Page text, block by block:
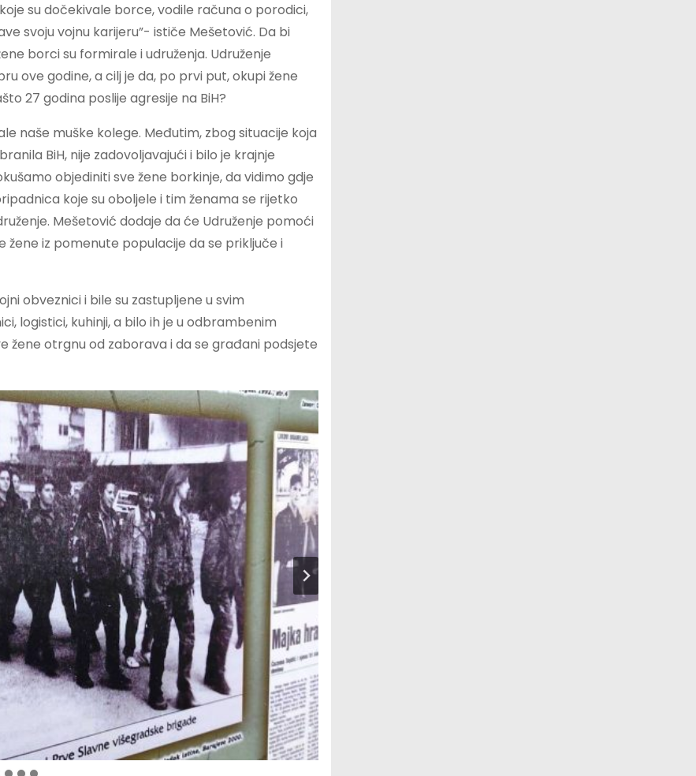
su dočekivale borce, vodile računa o porodici,
svoju vojnu karijeru”- ističe Mešetović. Da bi
borci su formirale i udruženja. Udruženje
ove godine, a cilj je da, po prvi put, okupi žene
27 godina poslije agresije na BiH?
naše muške kolege. Međutim, zbog situacije koja
BiH, nije zadovoljavajući i bilo je krajnje
objediniti sve žene borkinje, da vidimo gdje
koje su oboljele i tim ženama se rijetko
Mešetović dodaje da će Udruženje pomoći
žene iz pomenute populacije da se priključe i
obveznici i bile su zastupljene u svim
logistici, kuhinji, a bilo ih je u odbrambenim
žene otrgnu od zaborava i da se građani podsjete